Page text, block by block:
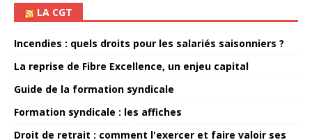
LA CGT
Incendies : quels droits pour les salariés saisonniers ?
La reprise de Fibre Excellence, un enjeu capital
Guide de la formation syndicale
Formation syndicale : les affiches
Droit de retrait : comment l'exercer et faire valoir ses